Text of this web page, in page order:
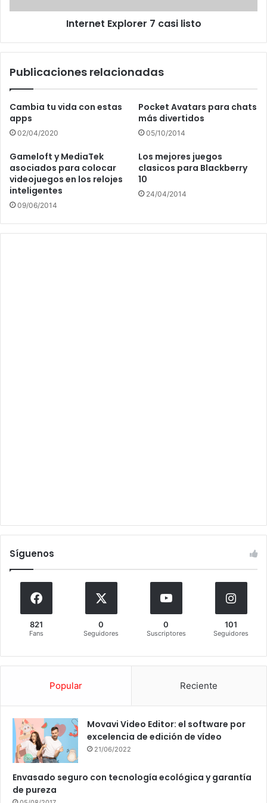
Internet Explorer 7 casi listo
Publicaciones relacionadas
Cambia tu vida con estas
apps
02/04/2020
Pocket Avatars para chats
más divertidos
05/10/2014
Gameloft y MediaTek
asociados para colocar
videojuegos en los relojes
inteligentes
09/06/2014
Los mejores juegos
clasicos para Blackberry
10
24/04/2014
Síguenos
821
Fans
0
Seguidores
0
Suscriptores
101
Seguidores
Popular Reciente
Movavi Video Editor: el software por
excelencia de edición de vídeo
21/06/2022
Envasado seguro con tecnología ecológica y garantía
de pureza